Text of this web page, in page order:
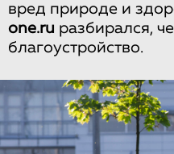
вред природе и
one.ru разбирался,
благоустройство.